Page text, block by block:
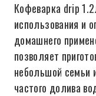
Кофеварка drip
использования и
домашнего
позволяет
небольшой семьи
частого долива